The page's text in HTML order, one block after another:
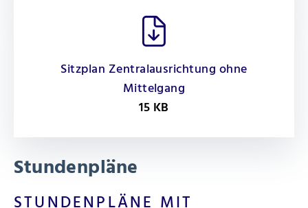
Sitzplan Zentralausrichtung ohne
Mittelgang
15 KB
Stundenpläne